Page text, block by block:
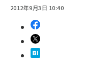
2012年9月3日 10:40